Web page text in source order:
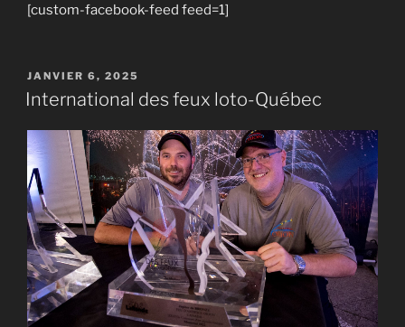
[custom-facebook-feed feed=1]
PUBLIÉ
LE
JANVIER 6, 2025
International des feux loto-Québec